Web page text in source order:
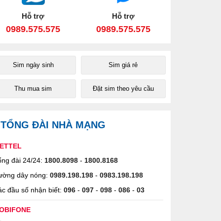
Hỗ trợ
0989.575.575
Hỗ trợ
0989.575.575
Sim ngày sinh Sim giá rẻ
Thu mua sim Đặt sim theo yêu cầu
TỔNG ĐÀI NHÀ MẠNG
đài 24/24: 1800.8098 - 1800.8168
dây nóng: 0989.198.198 - 0983.198.198
đầu số nhận biết: 096 - 097 - 098 - 086 - 03